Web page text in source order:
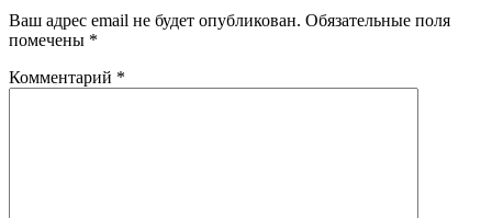
Ваш адрес email не будет опубликован. Обязательные поля
помечены *
Комментарий *